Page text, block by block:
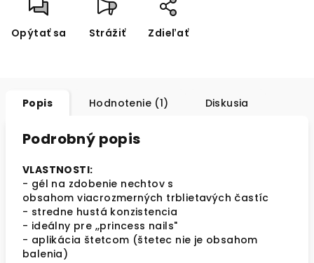
Opýtať sa Strážiť Zdieľať
Popis Hodnotenie (1) Diskusia
Podrobný popis
VLASTNOSTI:
- gél na zdobenie nechtov s
obsahom viacrozmerných trblietavých častíc
- stredne hustá konzistencia
- ideálny pre ,,princess nails"
- aplikácia štetcom (štetec nie je obsahom
balenia)